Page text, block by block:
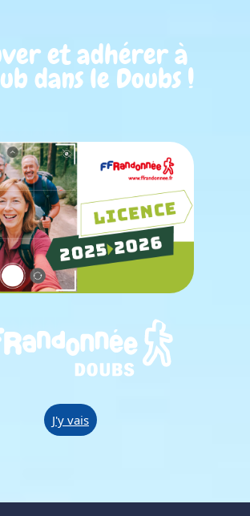
et adhérer à
dans le Doubs !
J'y vais